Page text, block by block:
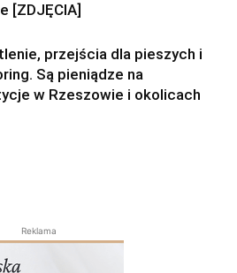
[ZDJĘCIA]
przejścia dla pieszych i
Są pieniądze na
w Rzeszowie i okolicach
Reklama